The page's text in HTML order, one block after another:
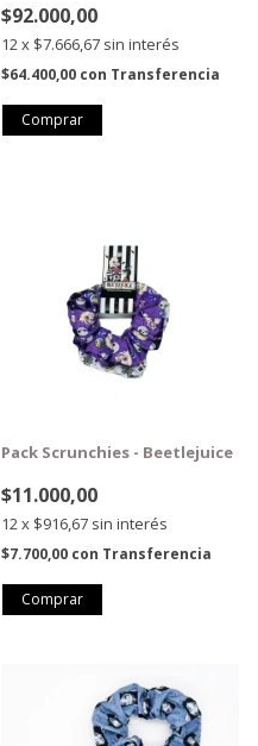
$92.000,00
12x $7.666,67 sin interés
$64.400,00 con Transferencia
Pack Scrunchies - Beetlejuice
$11.000,00
12x $916,67 sin interés
$7.700,00 con Transferencia